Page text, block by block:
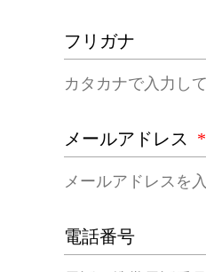
フリガナ
メールアドレス *
電話番号